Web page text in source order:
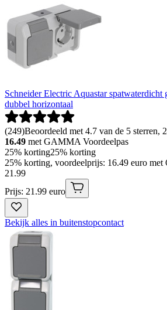
Schneider Electric Aquastar spatwaterdicht
dubbel horizontaal
(249)Beoordeeld met 4.7 van de 5 sterren,
16.49 met GAMMA Voordeelpas
25% korting25% korting
25% korting, voordeelprijs: 16.49 euro
21 .99
Prijs: 21.99 euro
Bekijk alles in buitenstopcontact